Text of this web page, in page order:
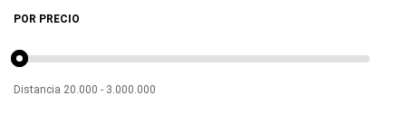
POR PRECIO
Distancia 20.000 - 3.000.000